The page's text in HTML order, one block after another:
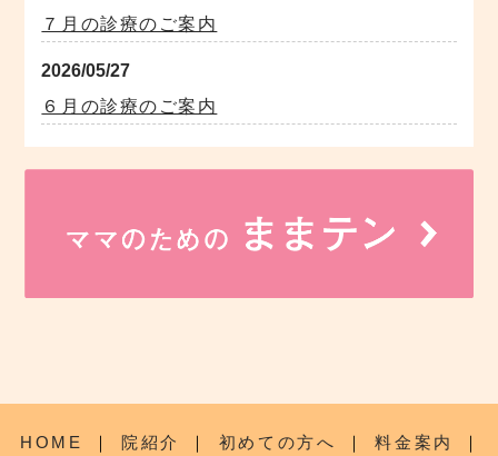
７月の診療のご案内
2026/05/27
６月の診療のご案内
HOME ｜ 院紹介 ｜ 初めての方へ ｜ 料金案内 ｜